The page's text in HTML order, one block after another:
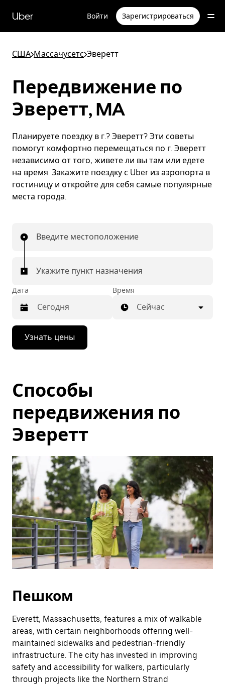
перейти
к
Uber Войти Зарегистрироваться
США>Массачусетс>Эверетт
Передвижение по
Эверетт, MA
Планируете поездку в г.? Эверетт? Эти советы
помогут комфортно перемещаться по г. Эверетт
независимо от того, живете ли вы там или едете
на время. Закажите поездку с Uber из аэропорта в
гостиницу и откройте для себя самые популярные
места города.
Введите местоположение
Укажите пункт назначения
Дата
Нажмите
стрелку
вниз,
календарю
и
дату.
Чтобы
закрыть
календарь,
Esc.
Время
Сейчас
Узнать цены
Способы
передвижения по
Эверетт
Пешком
Everett, Massachusetts, features a mix of walkable
areas, with certain neighborhoods offering well-
maintained sidewalks and pedestrian-friendly
infrastructure. The city has invested in improving
safety and accessibility for walkers, particularly
through projects like the Northern Strand